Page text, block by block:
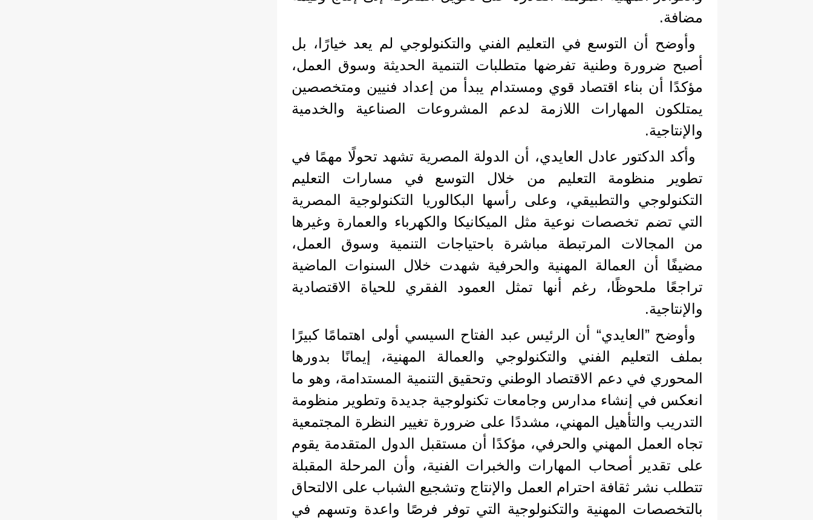
مضافة.
وأوضح أن التوسع في التعليم الفني والتكنولوجي لم يعد خيارًا، بل
أصبح ضرورة وطنية تفرضها متطلبات التنمية الحديثة وسوق العمل،
مؤكدًا أن بناء اقتصاد قوي ومستدام يبدأ من إعداد فنيين ومتخصصين
يمتلكون المهارات اللازمة لدعم المشروعات الصناعية والخدمية
والإنتاجية.
وأكد الدكتور عادل العايدي، أن الدولة المصرية تشهد تحولًا مهمًا في
تطوير منظومة التعليم من خلال التوسع في مسارات التعليم
التكنولوجي والتطبيقي، وعلى رأسها البكالوريا التكنولوجية المصرية
التي تضم تخصصات نوعية مثل الميكانيكا والكهرباء والعمارة وغيرها
من المجالات المرتبطة مباشرة باحتياجات التنمية وسوق العمل،
مضيفًا أن العمالة المهنية والحرفية شهدت خلال السنوات الماضية
تراجعًا ملحوظًا، رغم أنها تمثل العمود الفقري للحياة الاقتصادية
والإنتاجية.
وأوضح ”العايدي“ أن الرئيس عبد الفتاح السيسي أولى اهتمامًا كبيرًا
بملف التعليم الفني والتكنولوجي والعمالة المهنية، إيمانًا بدورها
المحوري في دعم الاقتصاد الوطني وتحقيق التنمية المستدامة، وهو ما
انعكس في إنشاء مدارس وجامعات تكنولوجية جديدة وتطوير منظومة
التدريب والتأهيل المهني، مشددًا على ضرورة تغيير النظرة المجتمعية
تجاه العمل المهني والحرفي، مؤكدًا أن مستقبل الدول المتقدمة يقوم
على تقدير أصحاب المهارات والخبرات الفنية، وأن المرحلة المقبلة
تتطلب نشر ثقافة احترام العمل والإنتاج وتشجيع الشباب على الالتحاق
بالتخصصات المهنية والتكنولوجية التي توفر فرصًا واعدة وتسهم في